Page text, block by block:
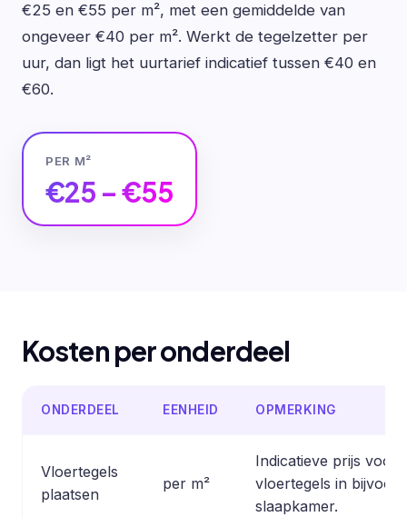
€25 en €55 per m², met een gemiddelde van
ongeveer €40 per m². Werkt de tegelzetter per
uur, dan ligt het uurtarief indicatief tussen €40 en
€60.
PER M²
€25 – €55
Kosten per onderdeel
ONDERDEEL EENHEID OPMERKING
Vloertegels
plaatsen
per m²
Indicatieve prijs voor
vloertegels in
slaapkamer.